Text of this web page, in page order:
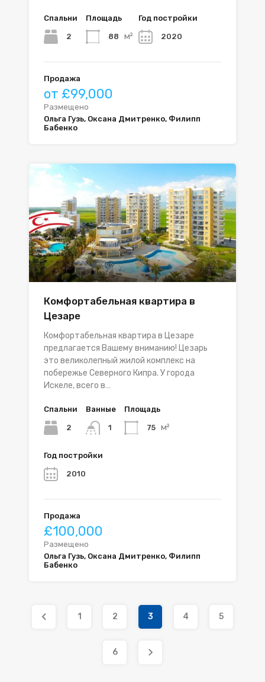
Спальни
2
Площадь
88 м²
Год постройки
2020
Продажа
от £99,000
Размещено
Ольга Гузь, Оксана Дмитренко, Филипп
Бабенко
Комфортабельная квартира в
Цезаре
Комфортабельная квартира в Цезаре
предлагается Вашему вниманию! Цезарь
это великолепный жилой комплекс на
побережье Северного Кипра. У города
Искеле, всего в…
Спальни
2
Ванные
1
Площадь
75 м²
Год постройки
2010
Продажа
£100,000
Размещено
Ольга Гузь, Оксана Дмитренко, Филипп
Бабенко
1 2 3 4 5
6